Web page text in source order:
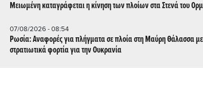
Μειωμένη καταγράφεται η κίνηση των πλοίων στα Στενά του
07/08/2026 - 08:54
Ρωσία: Αναφορές για πλήγματα σε πλοία στη Μαύρη Θάλασσα με
στρατιωτικά φορτία για την Ουκρανία